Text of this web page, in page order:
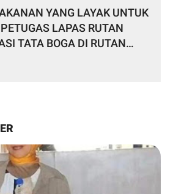
YANG LAYAK UNTUK
LAPAS RUTAN
TATA BOGA DI RUTAN